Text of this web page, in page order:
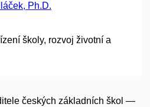
Ph.D.
školy, rozvoj životní a
českých základních škol —